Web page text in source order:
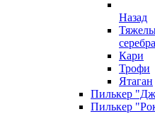
Назад
серебра
Кари
Трофи
Ятаган
Пилькер
Пилькер